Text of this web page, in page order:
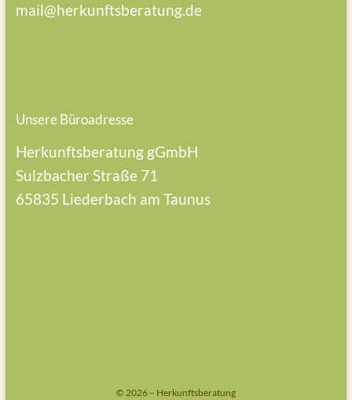
mail@herkunftsberatung.de
Unsere Büroadresse
Herkunftsberatung gGmbH
Sulzbacher Straße 71
65835 Liederbach am Taunus
© 2026 – Herkunftsberatung